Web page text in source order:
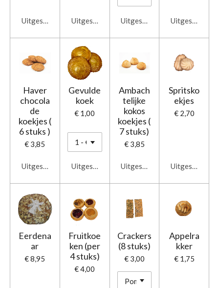
Uitgeschakeld Uitgeschakeld Uitgeschakeld Uitgeschakeld
Haver
chocola
de
koekjes (
6 stuks )
€ 3,85
Uitgeschakeld
Gevulde
koek
€ 1,00
Uitgeschakeld
Ambach
telijke
kokos
koekjes (
7 stuks)
€ 3,85
Uitgeschakeld
Spritsko
ekjes
€ 2,70
Uitgeschakeld
Eerdena
ar
€ 8,95
Fruitkoe
ken (per
4 stuks)
€ 4,00
Crackers
(8 stuks)
€ 3,00
Appelra
kker
€ 1,75